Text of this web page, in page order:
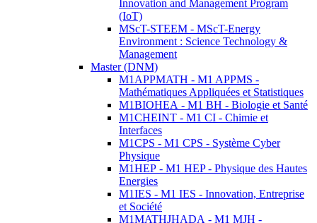
Innovation and Management Program
(IoT)
MScT-STEEM - MScT-Energy
Environment : Science Technology &
Management
Master (DNM)
M1APPMATH - M1 APPMS -
Mathématiques Appliquées et Statistiques
M1BIOHEA - M1 BH - Biologie et Santé
M1CHEINT - M1 CI - Chimie et
Interfaces
M1CPS - M1 CPS - Système Cyber
Physique
M1HEP - M1 HEP - Physique des Hautes
Energies
M1IES - M1 IES - Innovation, Entreprise
et Société
M1MATHJHADA - M1 MJH -